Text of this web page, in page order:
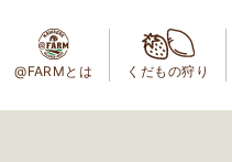
@FARMとは くだもの狩り